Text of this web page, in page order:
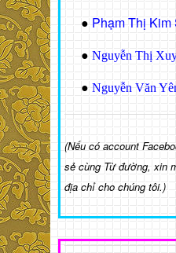
● Phạm Thị Kim
● Nguyễn Thị
● Nguyễn Văn
(Nếu có account
sẻ cùng Từ đường, xin
địa chỉ cho chúng tôi.)